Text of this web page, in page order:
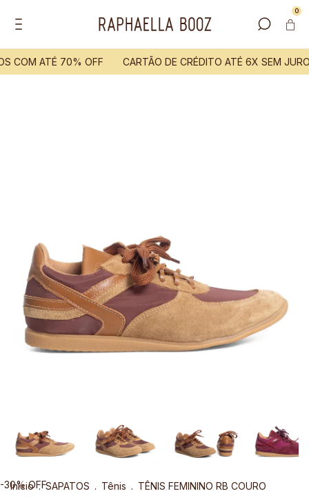
0
COM ATÉ 70% OFF CARTÃO DE CRÉDITO ATÉ 6X SEM
Início . SAPATOS . Tênis . TÊNIS FEMININO RB COURO
-30%OFF